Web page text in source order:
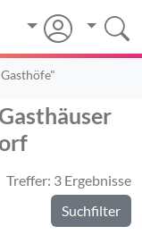
Treffer: 3 Ergebnisse
Suchfilter